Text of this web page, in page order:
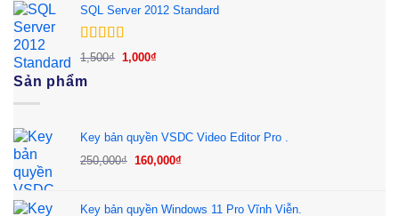
1,500₫.
là:
SQL Server 2012 Standard
Được xếp
hạng
5.00
sao
1,500₫ Giá
1,000₫Giá
1,000₫.
Sản phẩm
Key bản quyền VSDC Video Editor Pro .
250,000₫ Giá
160,000₫Giá
Key bản quyền Windows 11 Pro Vĩnh Viễn.